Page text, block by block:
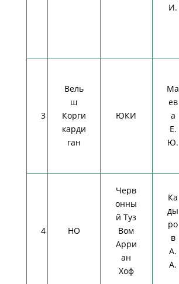
И.
3
Вель
ш
Корги
карди
ган
ЮКИ
Ма
ев
а
Е.
Ю.
4 НО
Черв
онны
й Туз
Вом
Арри
ан
Хоф
Ка
ды
ро
в
А.
А.